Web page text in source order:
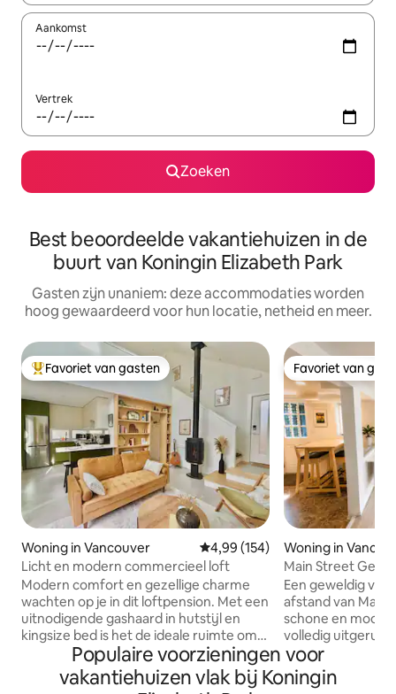
Aankomst
Vertrek
Zoeken
Best beoordeelde vakantiehuizen in de
buurt van Koningin Elizabeth Park
Gasten zijn unaniem: deze accommodaties worden
hoog gewaardeerd voor hun locatie, netheid en meer.
Topfavoriet van gasten
Favoriet van gasten
Woning in Vancouver Gemiddelde beoordeling van
4,99 (154)
Licht en modern commercieel loft
Modern comfort en gezellige charme
wachten op je in dit loftpension. Met een
uitnodigende gashaard in hutstijl en
kingsize bed is het de ideale ruimte om
te ontspannen na een dag verkennen!
Deze zelfstandige woning heeft een
volledige keuken, een eigen patio en
Favoriet van
Favoriet van
Woning in
Main Street Gem
unit
Een geweldig
afstand van Main
schone en mooie
volledig
badkamer, een
benodigdheden,
en een
Populaire voorzieningen voor
vakantiehuizen vlak bij Koningin